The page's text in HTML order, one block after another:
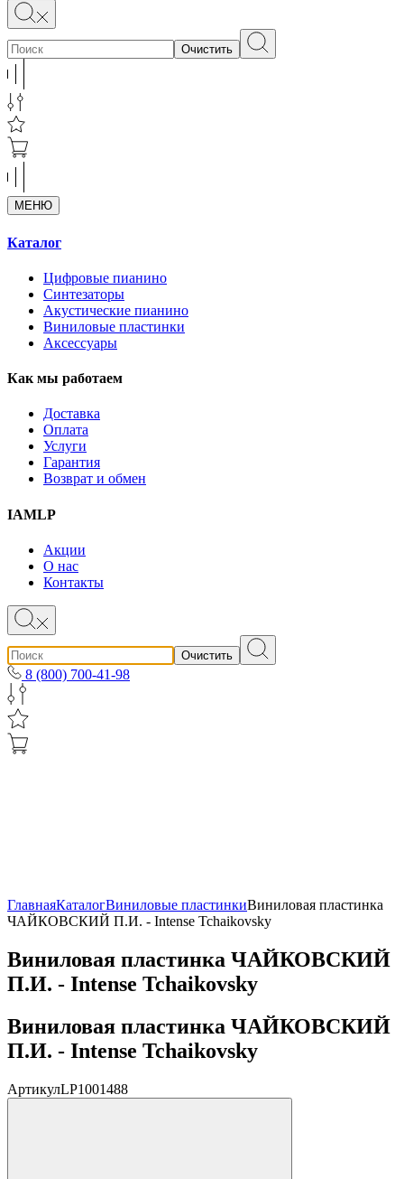
Очистить
МЕНЮ
Каталог
Цифровые пианино
Синтезаторы
Акустические пианино
Виниловые пластинки
Аксессуары
Как мы работаем
Доставка
Оплата
Услуги
Гарантия
Возврат и обмен
IAMLP
Акции
О нас
Контакты
Очистить
8 (800) 700-41-98
ГлавнаяКаталогВиниловые пластинкиВиниловая пластинка
ЧАЙКОВСКИЙ П.И. - Intense Tchaikovsky
Виниловая пластинка ЧАЙКОВСКИЙ
П.И. - Intense Tchaikovsky
Виниловая пластинка ЧАЙКОВСКИЙ
П.И. - Intense Tchaikovsky
АртикулLP1001488